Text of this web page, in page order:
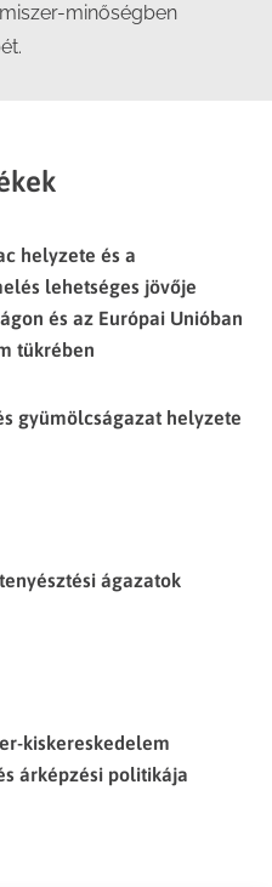
minőségben
helyzete és a
lehetséges jövője
és az Európai Unióban
tükrében
gyümölcságazat helyzete
ágazatok
kiskereskedelem
árképzési politikája